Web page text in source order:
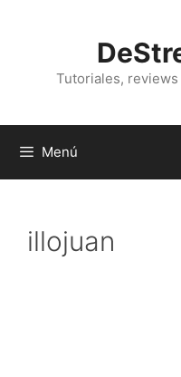
Tutoriales,
Menú
illojuan